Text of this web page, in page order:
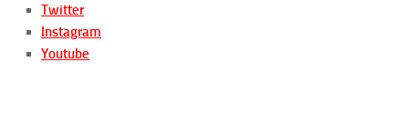
Twitter
Instagram
Youtube